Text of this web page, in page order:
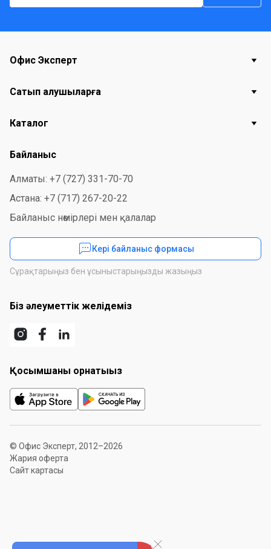
Офис Эксперт
Сатып алушыларға
Каталог
Байланыс
Алматы: +7 (727) 331-70-70
Астана: +7 (717) 267-20-22
Байланыс нөмірлері мен қалалар
Кері байланыс формасы
Сұрақтарыңыз бен ұсыныстарыңызды жазыңыз
Біз әлеуметтік желідеміз
Қосымшаны орнатыңыз
© Офис Эксперт, 2012–2026
Жария оферта
Сайт картасы